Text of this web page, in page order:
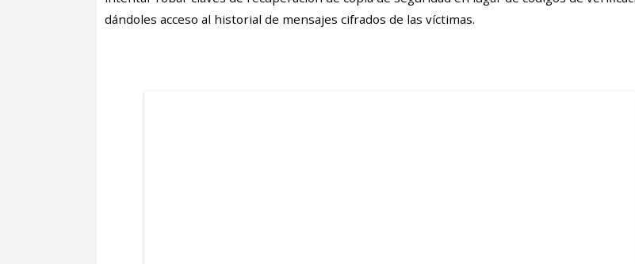
dándoles acceso al historial de mensajes cifrados de las víctimas.